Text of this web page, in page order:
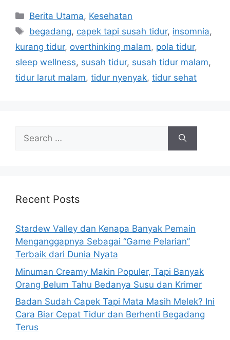
C
a
e
g
o
Berita Utama, Kesehatan
T
a
s
begadang, capek tapi susah tidur, insomnia,
kurang tidur, overthinking malam, pola tidur,
sleep wellness, susah tidur, susah tidur malam,
tidur larut malam, tidur nyenyak, tidur sehat
h
r
:
Recent Posts
Stardew Valley dan Kenapa Banyak Pemain
Menganggapnya Sebagai “Game Pelarian”
Terbaik dari Dunia Nyata
Minuman Creamy Makin Populer, Tapi Banyak
Orang Belum Tahu Bedanya Susu dan Krimer
Badan Sudah Capek Tapi Mata Masih Melek? Ini
Cara Biar Cepat Tidur dan Berhenti Begadang
Terus